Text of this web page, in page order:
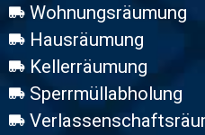
Wohnungsräumung
Hausräumung
Kellerräumung
Sperrmüllabholung